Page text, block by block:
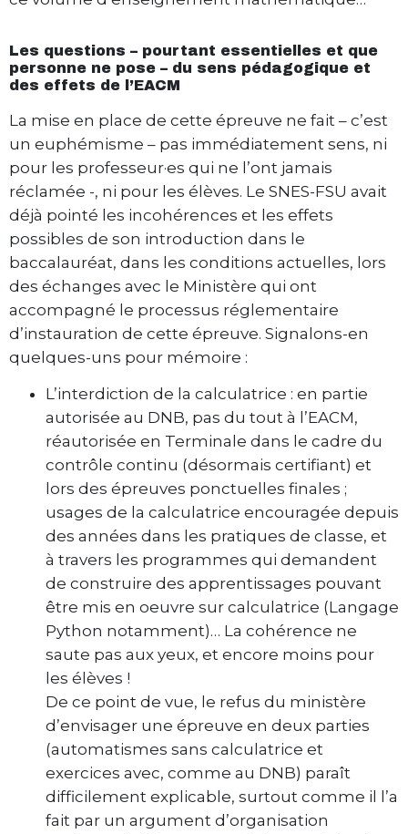
Les questions – pourtant essentielles et que
personne ne pose – du sens pédagogique et
des effets de l’EACM
La mise en place de cette épreuve ne fait – c’est
un euphémisme – pas immédiatement sens, ni
pour les professeur·es qui ne l’ont jamais
réclamée -, ni pour les élèves. Le SNES-FSU avait
déjà pointé les incohérences et les effets
possibles de son introduction dans le
baccalauréat, dans les conditions actuelles, lors
des échanges avec le Ministère qui ont
accompagné le processus réglementaire
d’instauration de cette épreuve. Signalons-en
quelques-uns pour mémoire :
L’interdiction de la calculatrice : en partie
autorisée au DNB, pas du tout à l’EACM,
réautorisée en Terminale dans le cadre du
contrôle continu (désormais certifiant) et
lors des épreuves ponctuelles finales ;
usages de la calculatrice encouragée depuis
des années dans les pratiques de classe, et
à travers les programmes qui demandent
de construire des apprentissages pouvant
être mis en oeuvre sur calculatrice (Langage
Python notamment)… La cohérence ne
saute pas aux yeux, et encore moins pour
les élèves !
De ce point de vue, le refus du ministère
d’envisager une épreuve en deux parties
(automatismes sans calculatrice et
exercices avec, comme au DNB) paraît
difficilement explicable, surtout comme il l’a
fait par un argument d’organisation